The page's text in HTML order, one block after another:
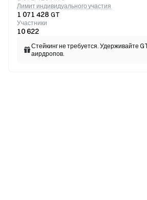
Лимит индивидуального участия
1 071 428 GT
Участники
10 622
Стейкинг не требуется. Удерживайте
аирдропов.